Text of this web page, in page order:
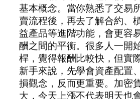
基本概念。當你熟悉了交易
賣流程後，再去了解合約、
益產品等進階功能，會更容
酬之間的平衡。很多人一開
桿，覺得報酬比較快，但實
新手來說，先學會資產配置
損觀念，反而更重要。加密
大，今天上漲不代表明天也